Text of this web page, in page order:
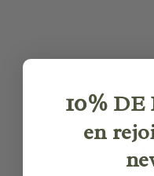
10% DE
en